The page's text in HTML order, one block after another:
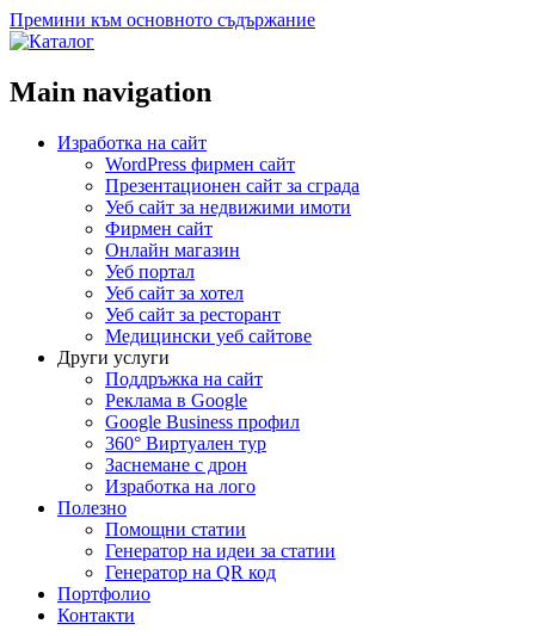
Премини към основното съдържание
Main navigation
Изработка на сайт
WordPress фирмен сайт
Презентационен сайт за сграда
Уеб сайт за недвижими имоти
Фирмен сайт
Онлайн магазин
Уеб портал
Уеб сайт за хотел
Уеб сайт за ресторант
Медицински уеб сайтове
Други услуги
Поддръжка на сайт
Реклама в Google
Google Business профил
360° Виртуален тур
Заснемане с дрон
Изработка на лого
Полезно
Помощни статии
Генератор на идеи за статии
Генератор на QR код
Портфолио
Контакти